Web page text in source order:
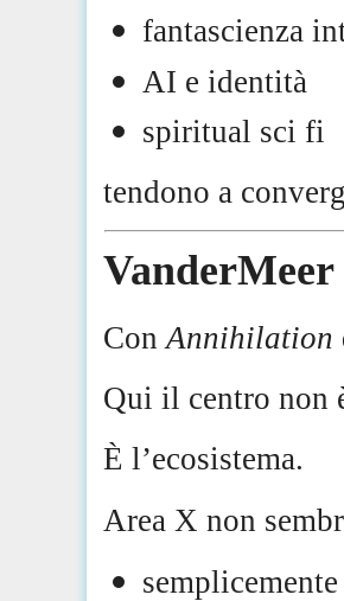
fantascienza
AI e identità
spiritual sci fi
tendono a
VanderMeer
ConAnnihilation
Qui il centro non
È l’ecosistema.
Area X non